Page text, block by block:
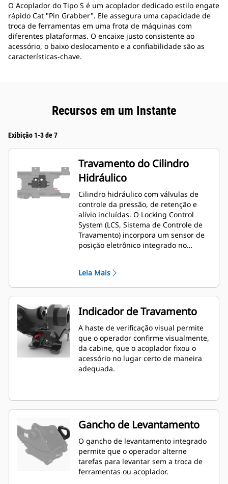
O Acoplador do Tipo S é um acoplador dedicado estilo engate
rápido Cat "Pin Grabber". Ele assegura uma capacidade de
troca de ferramentas em uma frota de máquinas com
diferentes plataformas. O encaixe justo consistente ao
acessório, o baixo deslocamento e a confiabilidade são as
características-chave.
Recursos em um Instante
Exibição 1-3 de 7
Travamento do Cilindro
Hidráulico
Cilindro hidráulico com válvulas de
controle da pressão, de retenção e
alívio incluídas. O Locking Control
System (LCS, Sistema de Controle de
Travamento) incorpora um sensor de
posição eletrônico integrado no
precisa e confiável para um
processador eletrônico montado
dentro do acoplador rápido. Esse
microprocessador fornece
comunicação digital com a máquina
da Miniescavadeira Hidráulica de
Última Geração (ECM) por meio de
uma fiação elétrica.
Leia Mais
Indicador de Travamento
A haste de verificação visual permite
que o operador confirme visualmente,
da cabine, que o acoplador fixou o
acessório no lugar certo de maneira
adequada.
Gancho de Levantamento
O gancho de levantamento integrado
permite que o operador alterne
tarefas para levantar sem a troca de
ferramentas ou acoplador.